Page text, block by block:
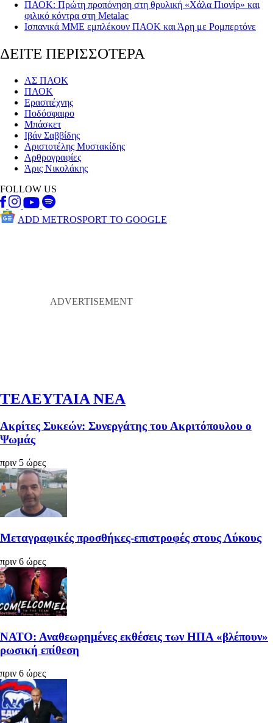
ΠΑΟΚ: Πρώτη προπόνηση στη θρυλική «Χάλα Πιονίρ» και
φιλικό κόντρα στη Metalac
Ισπανικά ΜΜΕ εμπλέκουν ΠΑΟΚ και Άρη με Ρομπερτόνε
ΔΕΙΤΕ ΠΕΡΙΣΣΟΤΕΡΑ
ΑΣ ΠΑΟΚ
ΠΑΟΚ
Ερασιτέχνης
Ποδόσφαιρο
Μπάσκετ
Ιβάν Σαββίδης
Αριστοτέλης Μυστακίδης
Αρθρογραφίες
Άρις Νικολάκης
FOLLOW US
ADD METROSPORT TO GOOGLE
ΤΕΛΕΥΤΑΙΑ ΝΕΑ
Ακρίτες Συκεών: Συνεργάτης του Ακριτόπουλου ο
Ψωμάς
πριν 5 ώρες
Μεταγραφικές προσθήκες-επιστροφές στους Λύκους
πριν 6 ώρες
ΝΑΤΟ: Αναθεωρημένες εκθέσεις των ΗΠΑ «βλέπουν»
ρωσική επίθεση
πριν 6 ώρες